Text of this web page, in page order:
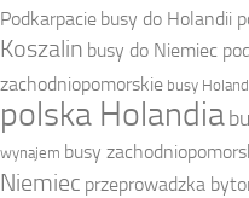
Podkarpacie busy do Holandii
Koszalin busy do Niemiec
zachodniopomorskie busy
polska Holandia
wynajem busy
Niemiec przeprowadzka